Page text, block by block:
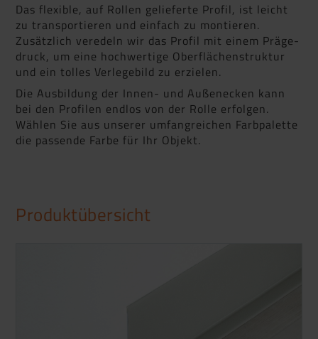
Das flexible, auf Rollen gelieferte Profil, ist leicht
zu transportieren und einfach zu montieren.
Zusätzlich veredeln wir das Profil mit einem Präge­
druck, um eine hochwertige Oberflächenstruktur
und ein tolles Verlegebild zu erzielen.
Die Ausbildung der Innen- und Außenecken kann
bei den Profilen endlos von der Rolle erfolgen.
Wählen Sie aus unserer umfangreichen Farbpalette
die passende Farbe für Ihr Objekt.
Produktübersicht